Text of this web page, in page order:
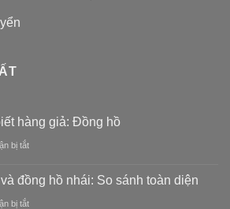
hàng giả: Đồng hồ
bị tắtở
nhận
đồng hồ nhái: So sánh toàn diện
bị tắtở